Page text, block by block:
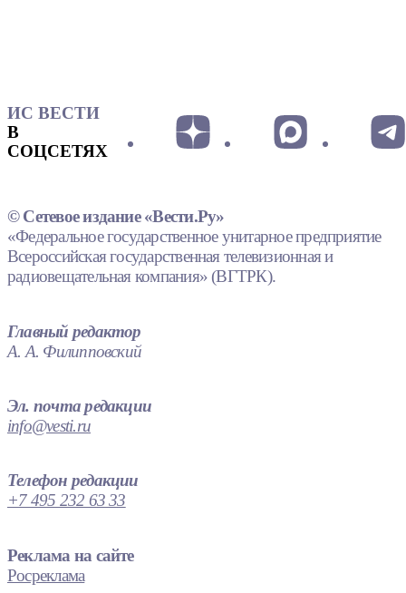
ИС ВЕСТИ
В
СОЦСЕТЯХ
© Сетевое издание «Вести.Ру»
«Федеральное государственное унитарное предприятие
Всероссийская государственная телевизионная и
радиовещательная компания» (ВГТРК).
Главный редактор
А. А. Филипповский
Эл. почта редакции
info@vesti.ru
Телефон редакции
+7 495 232 63 33
Реклама на сайте
Росреклама